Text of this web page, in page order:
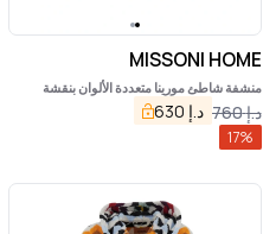
MISSONI HOME
منشفة شاطئ مورينا متعددة الألوان بنقشة
متعرجة بالكامل من القطن للمنزلد.إ760 د.إ 630
17%